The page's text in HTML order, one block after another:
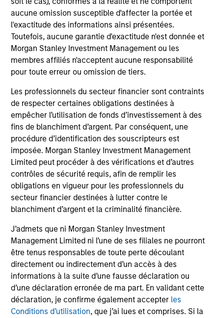
aucune omission susceptible d'affecter la portée et
l'exactitude des informations ainsi présentées.
Toutefois, aucune garantie d'exactitude n'est donnée et
Morgan Stanley Investment Management ou les
membres affiliés n'acceptent aucune responsabilité
pour toute erreur ou omission de tiers.
Les professionnels du secteur financier sont contraints
de respecter certaines obligations destinées à
empêcher l’utilisation de fonds d’investissement à des
fins de blanchiment d’argent. Par conséquent, une
procédure d’identification des souscripteurs est
imposée. Morgan Stanley Investment Management
Limited peut procéder à des vérifications et d’autres
contrôles de sécurité requis, afin de remplir les
obligations en vigueur pour les professionnels du
secteur financier destinées à lutter contre le
blanchiment d’argent et la criminalité financière.
J’admets que ni Morgan Stanley Investment
Management Limited ni l’une de ses filiales ne pourront
être tenus responsables de toute perte découlant
directement ou indirectement d’un accès à des
informations à la suite d’une fausse déclaration ou
d’une déclaration erronée de ma part. En validant cette
déclaration, je confirme également accepter les
Conditions d’utilisation, que j’ai lues et comprises. Si la
less risk.
Investment Approach
We invest in high quality securitized bonds with stable
and predictable cash flows and low credit and event risk.
These types of securities can produce consistent returns
and preserve capital during times of capital market
uncertainty. We seek to deliver capital preservation,
liquidity in all market conditions, and attractive risk-
adjusted returns.
Investment Process
1 Our Strategy:
Emphasize expected low-volatility securitized debt
to enhance yield potential